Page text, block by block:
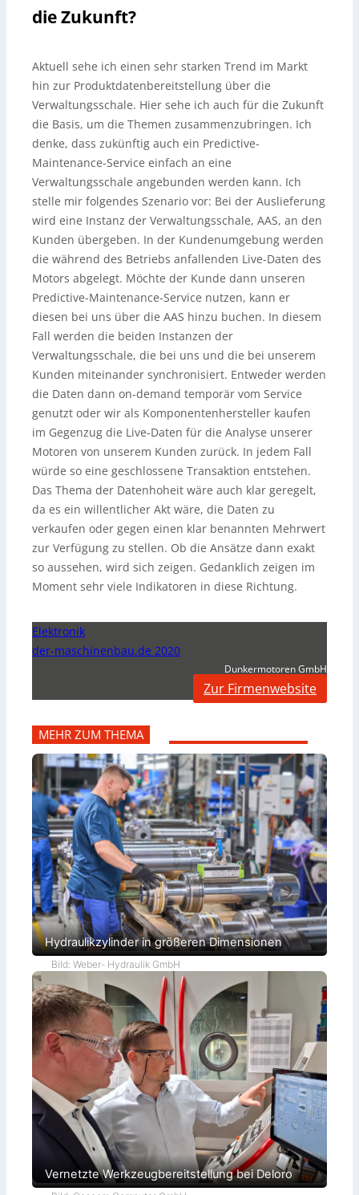
die Zukunft?
Aktuell sehe ich einen sehr starken Trend im Markt
hin zur Produktdatenbereitstellung über die
Verwaltungsschale. Hier sehe ich auch für die Zukunft
die Basis, um die Themen zusammenzubringen. Ich
denke, dass zukünftig auch ein Predictive-
Maintenance-Service einfach an eine
Verwaltungsschale angebunden werden kann. Ich
stelle mir folgendes Szenario vor: Bei der Auslieferung
wird eine Instanz der Verwaltungsschale, AAS, an den
Kunden übergeben. In der Kundenumgebung werden
die während des Betriebs anfallenden Live-Daten des
Motors abgelegt. Möchte der Kunde dann unseren
Predictive-Maintenance-Service nutzen, kann er
diesen bei uns über die AAS hinzu buchen. In diesem
Fall werden die beiden Instanzen der
Verwaltungsschale, die bei uns und die bei unserem
Kunden miteinander synchronisiert. Entweder werden
die Daten dann on-demand temporär vom Service
genutzt oder wir als Komponentenhersteller kaufen
im Gegenzug die Live-Daten für die Analyse unserer
Motoren von unserem Kunden zurück. In jedem Fall
würde so eine geschlossene Transaktion entstehen.
Das Thema der Datenhoheit wäre auch klar geregelt,
da es ein willentlicher Akt wäre, die Daten zu
verkaufen oder gegen einen klar benannten Mehrwert
zur Verfügung zu stellen. Ob die Ansätze dann exakt
so aussehen, wird sich zeigen. Gedanklich zeigen im
Moment sehr viele Indikatoren in diese Richtung.
Elektronik
der-maschinenbau.de 2020
Dunkermotoren GmbH
Zur Firmenwebsite
MEHR ZUM THEMA
Hydraulikzylinder in größeren Dimensionen
Bild: Weber- Hydraulik GmbH
Vernetzte Werkzeugbereitstellung bei Deloro